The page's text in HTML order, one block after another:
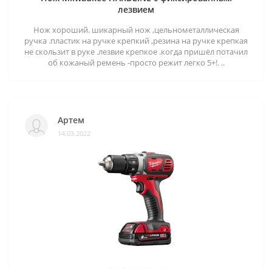
лезвием
Нож хороший. шикарный нож ,цельнометаллическая
ручка .пластик на ручке крепкий ,резина на ручке крепкая
не скользит в руке .лезвие крепкое .когда пришёл потачил
об кожаный ремень -просто режит легко 5+!. ..
Артем
14.03.2022